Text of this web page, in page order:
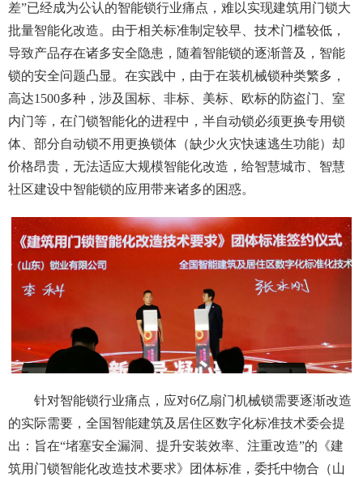
差”已经成为公认的智能锁行业痛点，难以实现建筑用门锁大
批量智能化改造。由于相关标准制定较早、技术门槛较低，
导致产品存在诸多安全隐患，随着智能锁的逐渐普及，智能
锁的安全问题凸显。在实践中，由于在装机械锁种类繁多，
高达1500多种，涉及国标、非标、美标、欧标的防盗门、室
内门等，在门锁智能化的进程中，半自动锁必须更换专用锁
体、部分自动锁不用更换锁体（缺少火灾快速逃生功能）却
价格昂贵，无法适应大规模智能化改造，给智慧城市、智慧
社区建设中智能锁的应用带来诸多的困惑。
针对智能锁行业痛点，应对6亿扇门机械锁需要逐渐改造
的实际需要，全国智能建筑及居住区数字化标准技术委会提
出：旨在“堵塞安全漏洞、提升安装效率、注重改造”的《建
筑用门锁智能化改造技术要求》团体标准，委托中物合（山